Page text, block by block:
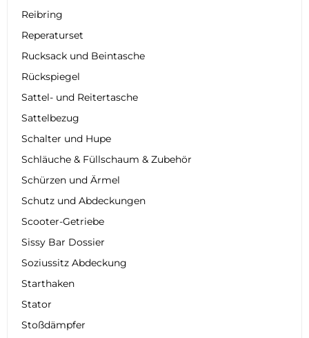
Reibring
Reperaturset
Rucksack und Beintasche
Rückspiegel
Sattel- und Reitertasche
Sattelbezug
Schalter und Hupe
Schläuche & Füllschaum & Zubehör
Schürzen und Ärmel
Schutz und Abdeckungen
Scooter-Getriebe
Sissy Bar Dossier
Soziussitz Abdeckung
Starthaken
Stator
Stoßdämpfer